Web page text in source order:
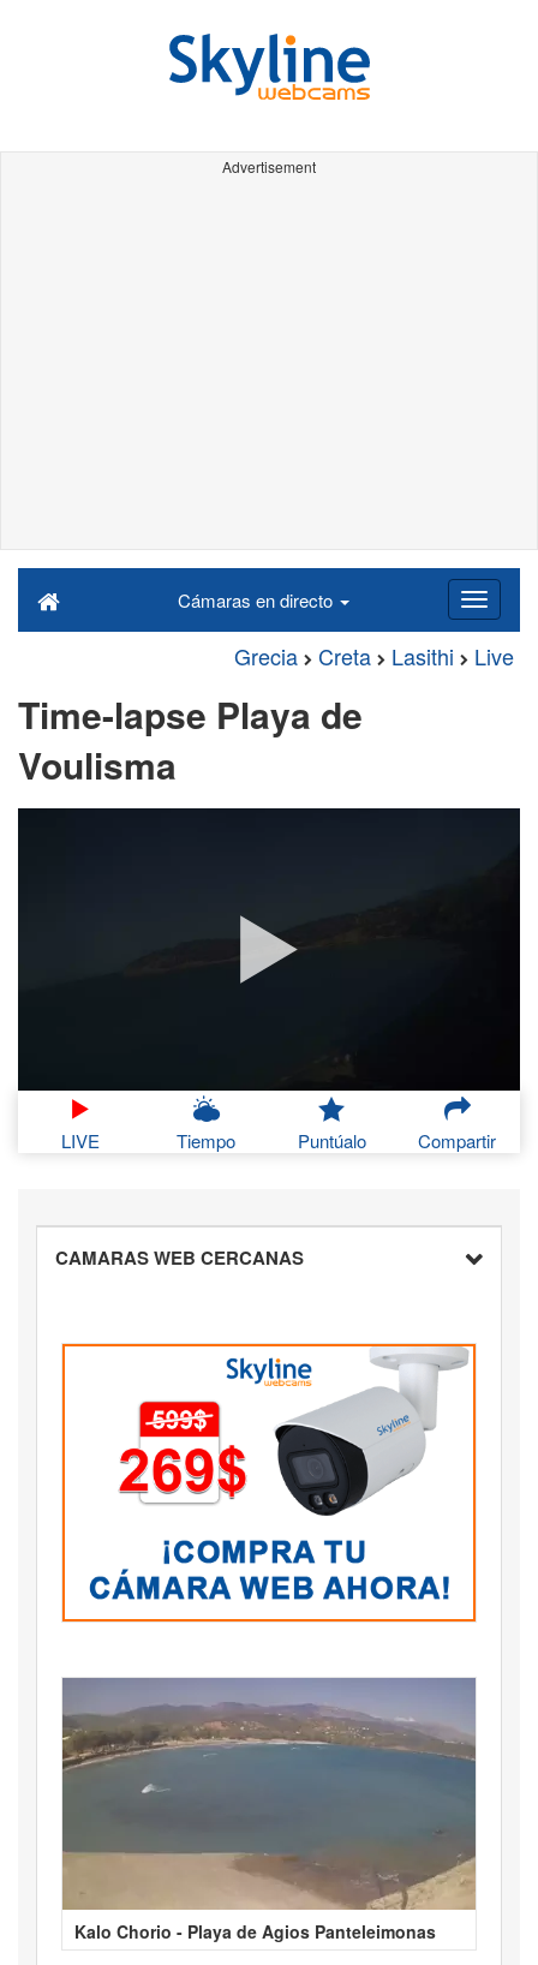
Advertisement
Cámaras en directo
Grecia Creta Lasithi Live
Time-lapse Playa de
Voulisma
LIVE Tiempo Puntúalo Compartir
CAMARAS WEB CERCANAS
Kalo Chorio - Playa de Agios Panteleimonas